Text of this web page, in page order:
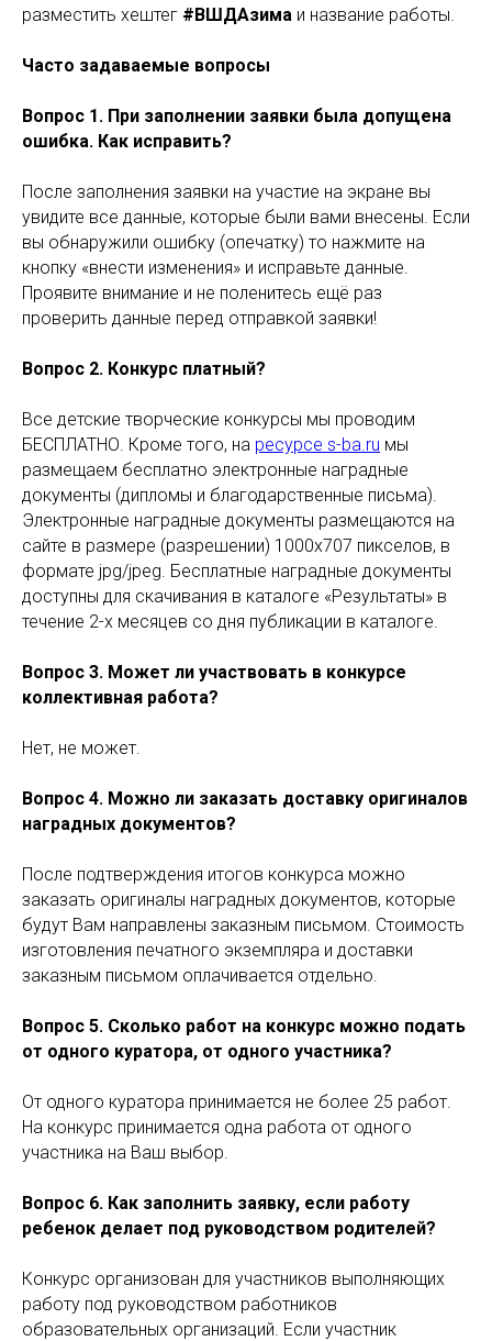
разместить хештег #ВШДАзима и название работы.
Часто задаваемые вопросы
Вопрос 1. При заполнении заявки была допущена
ошибка. Как исправить?
После заполнения заявки на участие на экране вы
увидите все данные, которые были вами внесены. Если
вы обнаружили ошибку (опечатку) то нажмите на
кнопку «внести изменения» и исправьте данные.
Проявите внимание и не поленитесь ещё раз
проверить данные перед отправкой заявки!
Вопрос 2. Конкурс платный?
Все детские творческие конкурсы мы проводим
БЕСПЛАТНО. Кроме того, на ресурсе s-ba.ru мы
размещаем бесплатно электронные наградные
документы (дипломы и благодарственные письма).
Электронные наградные документы размещаются на
сайте в размере (разрешении) 1000х707 пикселов, в
формате jpg/jpeg. Бесплатные наградные документы
доступны для скачивания в каталоге «Результаты» в
течение 2-х месяцев со дня публикации в каталоге.
Вопрос 3. Может ли участвовать в конкурсе
коллективная работа?
Нет, не может.
Вопрос 4. Можно ли заказать доставку оригиналов
наградных документов?
После подтверждения итогов конкурса можно
заказать оригиналы наградных документов, которые
будут Вам направлены заказным письмом. Стоимость
изготовления печатного экземпляра и доставки
заказным письмом оплачивается отдельно.
Вопрос 5. Сколько работ на конкурс можно подать
от одного куратора, от одного участника?
От одного куратора принимается не более 25 работ.
На конкурс принимается одна работа от одного
участника на Ваш выбор.
Вопрос 6. Как заполнить заявку, если работу
ребенок делает под руководством родителей?
Конкурс организован для участников выполняющих
работу под руководством работников
образовательных организаций. Если участник